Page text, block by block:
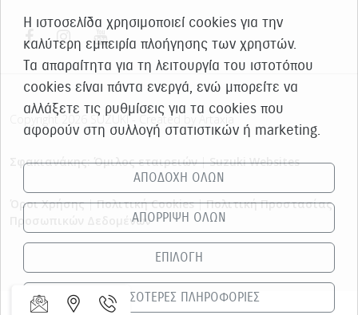
Copyright 2026 SUZUKI - Created by Artaxia
Σφακιανάκης: Όμιλος εταιρειών|Suzuki Websites
Όροι Χρήσης|Πολιτική Cookies|Πολιτική Προστασίας
Προσωπικών Δεδομένων
Η ιστοσελίδα χρησιμοποιεί cookies για την
καλύτερη εμπειρία πλοήγησης των χρηστών.
Τα απαραίτητα για τη λειτουργία του ιστοτόπου
cookies είναι πάντα ενεργά, ενώ μπορείτε να
αλλάξετε τις ρυθμίσεις για τα cookies που
αφορούν στη συλλογή στατιστικών ή marketing.
ΑΠΟΔΟΧΗ ΟΛΩΝ
ΑΠΟΡΡΙΨΗ ΟΛΩΝ
ΕΠΙΛΟΓΗ
ΠΕΡΙΣΣΟΤΕΡΕΣ ΠΛΗΡΟΦΟΡΙΕΣ